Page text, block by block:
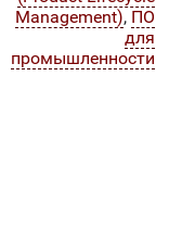
Management), ПО
для
промышленности